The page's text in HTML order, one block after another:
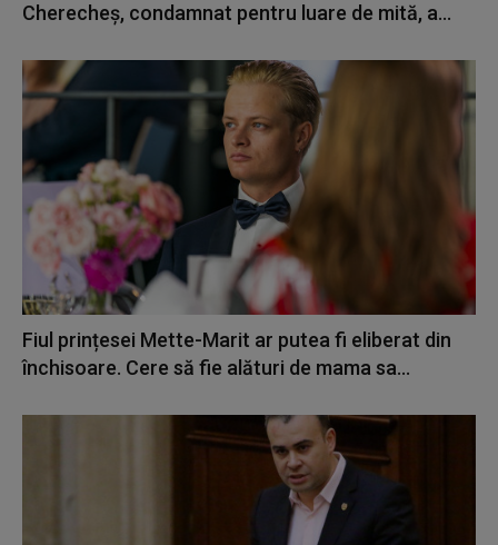
Cherecheş, condamnat pentru luare de mită, a...
Fiul prințesei Mette-Marit ar putea fi eliberat din
închisoare. Cere să fie alături de mama sa...